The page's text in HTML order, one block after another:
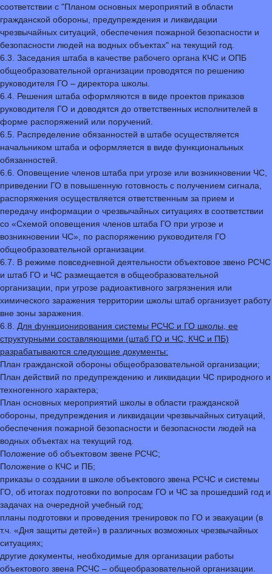
соответствии с "Планом основных мероприятий в области
гражданской обороны, предупреждения и ликвидации
чрезвычайных ситуаций, обеспечения пожарной безопасности и
безопасности людей на водных объектах" на текущий год.
6.3. Заседания штаба в качестве рабочего органа КЧС и ОПБ
общеобразовательной организации проводятся по решению
руководителя ГО – директора школы.
6.4. Решения штаба оформляются в виде проектов приказов
руководителя ГО и доводятся до ответственных исполнителей в
форме распоряжений или поручений.
6.5. Распределение обязанностей в штабе осуществляется
начальником штаба и оформляется в виде функциональных
обязанностей.
6.6. Оповещение членов штаба при угрозе или возникновении ЧС,
приведении ГО в повышенную готовность с получением сигнала,
распоряжения осуществляется ответственным за прием и
передачу информации о чрезвычайных ситуациях в соответствии
со «Схемой оповещения членов штаба ГО при угрозе и
возникновении ЧС», по распоряжению руководителя ГО
общеобразовательной организации.
6.7. В режиме повседневной деятельности объектовое звено РСЧС
и штаб ГО и ЧС размещается в общеобразовательной
организации, при угрозе радиоактивного загрязнения или
химического заражения территории школы штаб организует работу
вне зоны заражения.
6.8. Для функционирования системы РСЧС и ГО школы, ее
структурными составляющими (штаб ГО и ЧС, КЧС и ПБ)
разрабатываются следующие документы:
План гражданской обороны общеобразовательной организации;
План действий по предупреждению и ликвидации ЧС природного и
техногенного характера;
План основных мероприятий школы в области гражданской
обороны, предупреждения и ликвидации чрезвычайных ситуаций,
обеспечения пожарной безопасности и безопасности людей на
водных объектах на текущий год.
Положение об объектовом звене РСЧС;
Положение о КЧС и ПБ;
приказы о создании в школе объектового звена РСЧС и системы
ГО, об итогах подготовки по вопросам ГО и ЧС за прошедший год и
задачах на очередной учебный год;
планы подготовки и проведения тренировок по ГО и эвакуации (в
т.ч. «Дня защиты детей») в различных возможных чрезвычайных
ситуациях;
другие документы, необходимые для организации работы
объектового звена РСЧС – общеобразовательной организации.